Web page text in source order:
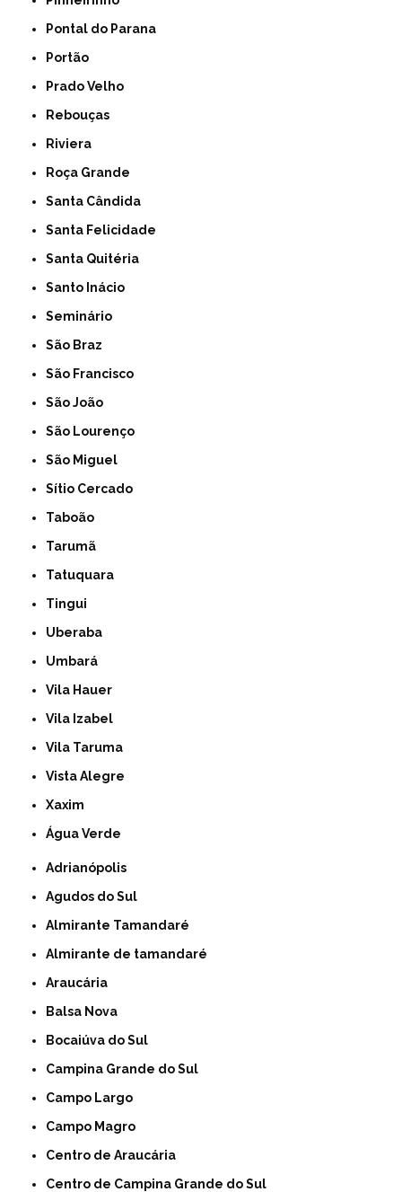
Pontal do Parana
Portão
Prado Velho
Rebouças
Riviera
Roça Grande
Santa Cândida
Santa Felicidade
Santa Quitéria
Santo Inácio
Seminário
São Braz
São Francisco
São João
São Lourenço
São Miguel
Sítio Cercado
Taboão
Tarumã
Tatuquara
Tingui
Uberaba
Umbará
Vila Hauer
Vila Izabel
Vila Taruma
Vista Alegre
Xaxim
Água Verde
Adrianópolis
Agudos do Sul
Almirante Tamandaré
Almirante de tamandaré
Araucária
Balsa Nova
Bocaiúva do Sul
Campina Grande do Sul
Campo Largo
Campo Magro
Centro de Araucária
Centro de Campina Grande do Sul